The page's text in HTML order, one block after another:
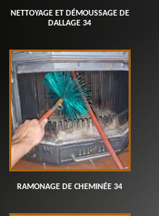
NETTOYAGE ET DÉMOUSSAGE DE
DALLAGE 34
RAMONAGE DE CHEMINÉE 34